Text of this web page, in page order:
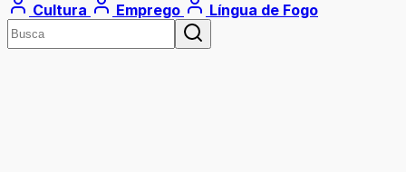
Cultura
Emprego Língua de Fogo